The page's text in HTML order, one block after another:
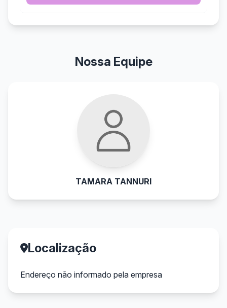
Nossa Equipe
TAMARA TANNURI
Localização
Endereço não informado pela empresa